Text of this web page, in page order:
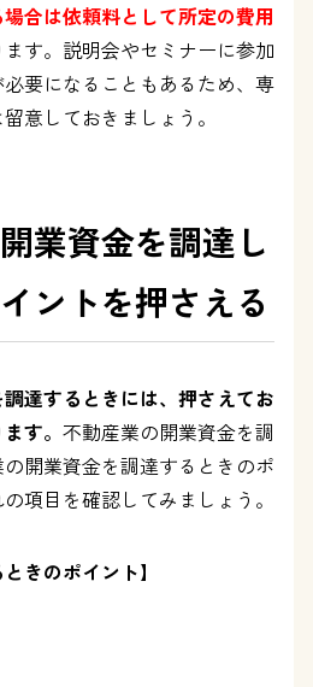
合は依頼料として所定の費用
ます。説明会やセミナーに参加
要になることもあるため、専
意しておきましょう。
業資金を調達し
ントを押さえる
達するときには、押さえてお
す。 不動産業の開業資金を調
開業資金を調達するときのポ
項目を確認してみましょう。
きのポイント】